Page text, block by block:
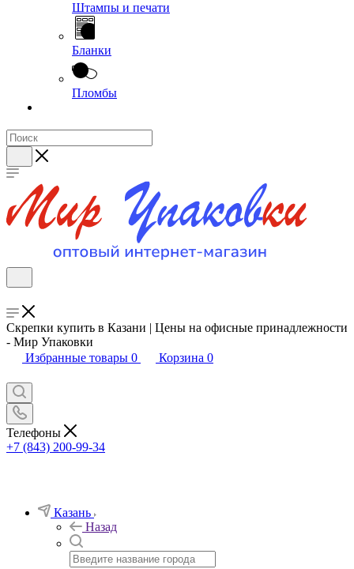
Штампы и печати
Бланки
Пломбы
Скрепки купить в Казани | Цены на офисные принадлежности
- Мир Упаковки
Избранные товары 0 Корзина 0
Телефоны
+7 (843) 200-99-34
Казань
Назад